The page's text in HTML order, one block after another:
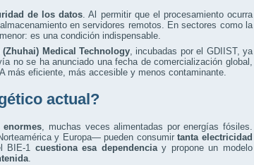
de los datos. Al permitir que el procesamiento ocurra
en servidores remotos. En sectores como la
es una condición indispensable.
(Zhuhai) Medical Technology , incubadas por el GDIIST, ya
no se ha anunciado una fecha de comercialización global,
más eficiente, más accesible y menos contaminante.
actual?
enormes, muchas veces alimentadas por energías fósiles.
y Europa— pueden consumirtanta electricidad
BIE-1 cuestiona esa dependenciay propone un modelo
.